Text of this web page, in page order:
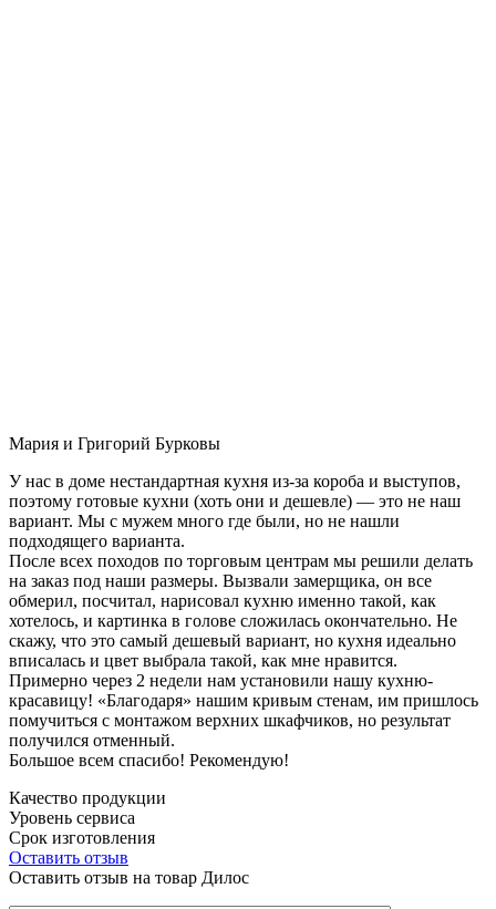
Мария и Григорий Бурковы
У нас в доме нестандартная кухня из-за короба и выступов,
поэтому готовые кухни (хоть они и дешевле) — это не наш
вариант. Мы с мужем много где были, но не нашли
подходящего варианта.
После всех походов по торговым центрам мы решили делать
на заказ под наши размеры. Вызвали замерщика, он все
обмерил, посчитал, нарисовал кухню именно такой, как
хотелось, и картинка в голове сложилась окончательно. Не
скажу, что это самый дешевый вариант, но кухня идеально
вписалась и цвет выбрала такой, как мне нравится.
Примерно через 2 недели нам установили нашу кухню-
красавицу! «Благодаря» нашим кривым стенам, им пришлось
помучиться с монтажом верхних шкафчиков, но результат
получился отменный.
Большое всем спасибо! Рекомендую!
Качество продукции
Уровень сервиса
Срок изготовления
Оставить отзыв
Оставить отзыв на товар Дилос